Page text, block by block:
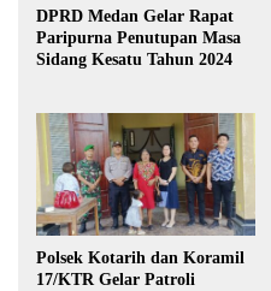
DPRD Medan Gelar Rapat
Paripurna Penutupan Masa
Sidang Kesatu Tahun 2024
Polsek Kotarih dan Koramil
17/KTR Gelar Patroli